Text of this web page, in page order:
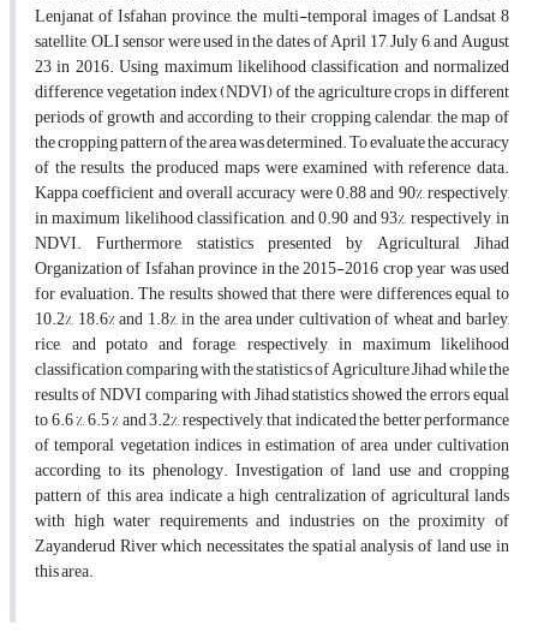
Lenjanat of Isfahan province, the multi-temporal images of Landsat 8
satellite, OLI sensor were used in the dates of April 17, July 6, and August
23 in 2016. Using maximum likelihood classification and normalized
difference vegetation index (NDVI) of the agriculture crops in different
periods of growth and according to their cropping calendar, the map of
the cropping pattern of the area was determined. To evaluate the accuracy
of the results, the produced maps were examined with reference data.
Kappa coefficient and overall accuracy were 0.88 and 90%, respectively,
in maximum likelihood classification, and 0.90 and 93%, respectively, in
NDVI. Furthermore, statistics presented by Agricultural Jihad
Organization of Isfahan province in the 2015-2016 crop year was used
for evaluation. The results showed that there were differences equal to
10.2%, 18.6% and 1.8%, in the area under cultivation of wheat and barley,
rice, and potato and forage, respectively, in maximum likelihood
classification, comparing with the statistics of Agriculture Jihad while the
results of NDVI comparing with Jihad statistics showed the errors equal
to 6.6 %, 6.5 % and 3.2%, respectively, that indicated the better performance
of temporal vegetation indices in estimation of area under cultivation
according to its phenology. Investigation of land use and cropping
pattern of this area indicate a high centralization of agricultural lands
with high water requirements and industries on the proximity of
Zayanderud River which necessitates the spatial analysis of land use in
this area.